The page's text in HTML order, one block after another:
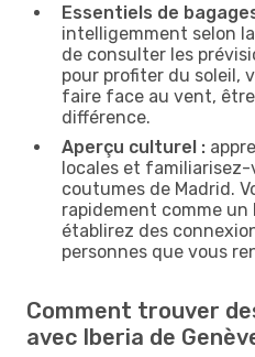
Essentiels de
intelligemment selon
de consulter les
pour profiter du soleil,
faire face au vent,
différence.
Aperçu culturel :
locales et familiarisez-
coutumes de Madrid.
rapidement comme
établirez des
personnes que vous
Comment trouver
avec Iberia de